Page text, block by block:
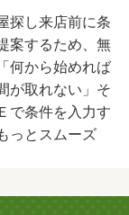
探し来店前に条
案するため、無
何から始めれば
が取れない」そ
で条件を入力す
っとスムーズ